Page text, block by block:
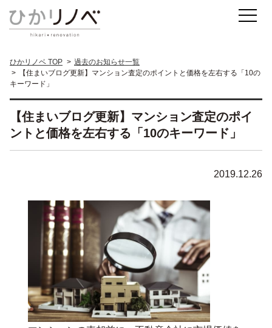
ひかリノベ TOP
過去のお知らせ一覧
【住まいブログ更新】マンション査定のポイントと価格を左右する「10の
キーワード」
【住まいブログ更新】マンション査定のポイ
ントと価格を左右する「10のキーワード」
2019.12.26